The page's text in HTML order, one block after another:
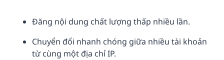
Đăng nội dung chất lượng thấp nhiều lần.
Chuyển đổi nhanh chóng giữa nhiều tài khoản
từ cùng một địa chỉ IP.